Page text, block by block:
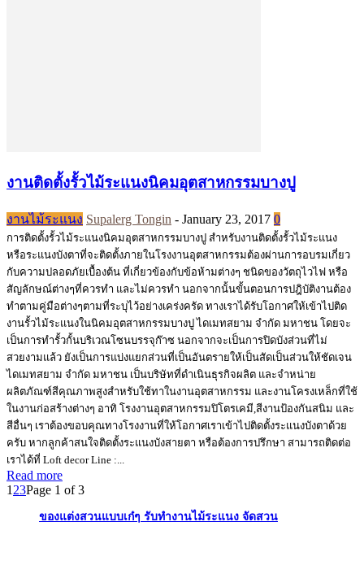
งานติดตั้งรั้วไม้ระแนงนิคมอุตสาหกรรมบางปู
งานไม้ระแนง Supalerg Tongin - January 23, 2017 0
การติดตั้งรั้วไม้ระแนงนิคมอุตสาหกรรมบางปู สำหรับงานติดตั้งรั้วไม้ระแนง
หรือระแนงบังตาที่จะติดตั้งภายในโรงงานอุตสาหกรรมต้องผ่านการอบรมเกี่ยว
กับความปลอดภัยเบื้องต้น ที่เกี่ยวข้องกับข้อห้ามต่างๆ ชนิดของวัตถุไวไฟ หรือ
สัญลักษณ์ต่างๆที่ควรทำ และไม่ควรทำ นอกจากนั้นขั้นตอนการปฎิบัติงานต้อง
ทำตามคู่มือต่างๆตามที่ระบุไว้อย่างเคร่งครัด ทางเราได้รับโอกาศให้เข้าไปติด
งานรั้วไม้ระแนงในนิคมอุตสาหกรรมบางปู ไดเมทสยาม จำกัด มหาชน โดยจะ
เป็นการทำรั้วกั้นบริเวณโซนบรรจุก๊าซ นอกจากจะเป็นการปิดบังส่วนที่ไม่
สวยงามแล้ว ยังเป็นการแบ่งแยกส่วนที่เป็นอันตรายให้เป็นสัดเป็นส่วนให้ชัดเจน
ไดเมทสยาม จำกัด มหาชน เป็นบริษัทที่ดำเนินธุรกิจผลิต และจำหน่าย
ผลิตภัณฑ์สีคุณภาพสูงสำหรับใช้ทาในงานอุตสาหกรรม และงานโครงเหล็กที่ใช้
ในงานก่อสร้างต่างๆ อาทิ โรงงานอุตสาหกรรมปิโตรเคมี,สีงานป้องกันสนิม และ
สีอื่นๆ เราต้องขอบคุณทางโรงงานที่ให้โอกาศเราเข้าไปติดตั้งระแนงบังตาด้วย
ครับ หากลูกค้าสนใจติดตั้งระแนงบังสายตา หรือต้องการปรึกษา สามารถติดต่อ
เราได้ที่ Loft decor Line :...
Read more
123Page 1 of 3
ของแต่งสวนแบบเก๋ๆ รับทำงานไม้ระแนง จัดสวน